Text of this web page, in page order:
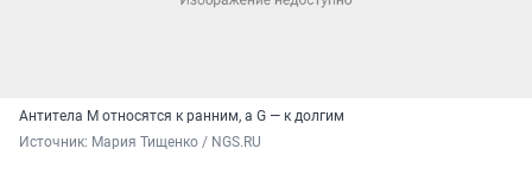
Антитела М относятся к ранним, а G — к долгим
Источник: Мария Тищенко / NGS.RU